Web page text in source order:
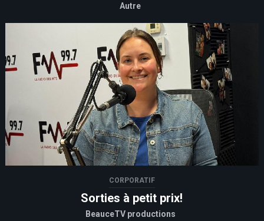
Autre
CORPORATIF
Sorties à petit prix!
BeauceTV productions